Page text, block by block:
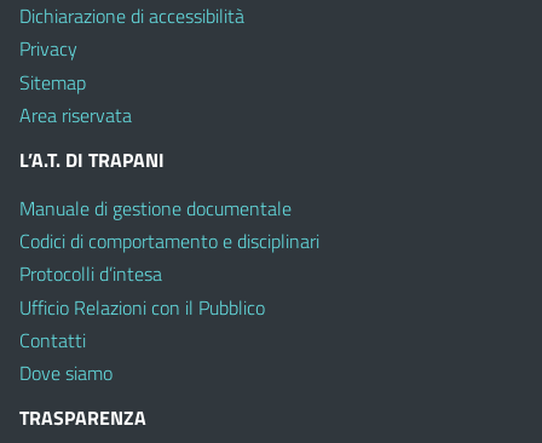
Dichiarazione di accessibilità
Privacy
Sitemap
Area riservata
L’A.T. DI TRAPANI
Manuale di gestione documentale
Codici di comportamento e disciplinari
Protocolli d’intesa
Ufficio Relazioni con il Pubblico
Contatti
Dove siamo
TRASPARENZA